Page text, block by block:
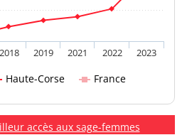
Haute-Corse France
2018 2019 2021 2022 2023
accès aux sage-femmes